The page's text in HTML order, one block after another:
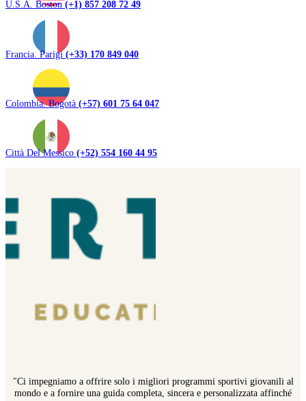
U.S.A. Boston(+1) 857 208 72 49
Francia. Parigi(+33) 170 849 040
Colombia. Bogotà (+57) 601 75 64 047
Città Del Messico (+52) 554 160 44 95
"Ci impegniamo a offrire solo i migliori programmi sportivi giovanili al
mondo e a fornire una guida completa, sincera e personalizzata affinché